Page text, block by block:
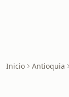
Inicio Antioquia